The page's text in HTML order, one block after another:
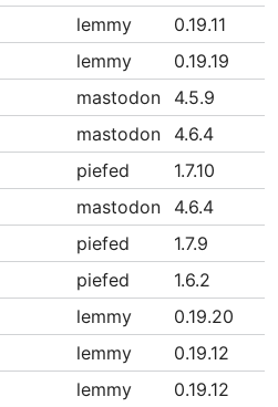
lemmy
0.19.11
lemmy
0.19.19
mastodon
4.5.9
mastodon
4.6.4
piefed
1.7.10
mastodon
4.6.4
piefed
1.7.9
piefed
1.6.2
lemmy
0.19.20
lemmy
0.19.12
lemmy
0.19.12